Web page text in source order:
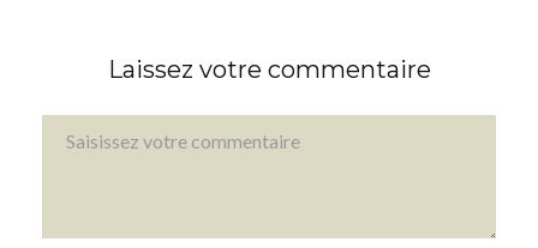
Laissez votre commentaire